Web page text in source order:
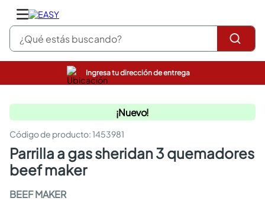
¿Qué estás buscando?
Ingresa tu dirección de entrega
¡Nuevo!
:1453981
parrilla a gas sheridan 3 quemadores
beef maker
BEEF MAKER
pinturas
comedor
escritorio
pisos
comedores
armarios closet